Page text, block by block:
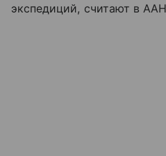
экспедиций, считают в